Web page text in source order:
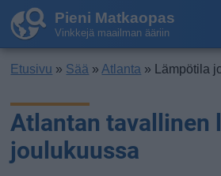
Pieni Matkaopas
Vinkkejä maailman ääriin
Etusivu » Sää » Atlanta » Lämpötila
Atlantan tavallinen
joulukuussa